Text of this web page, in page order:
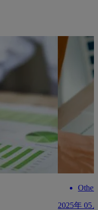
Other
2025年 05